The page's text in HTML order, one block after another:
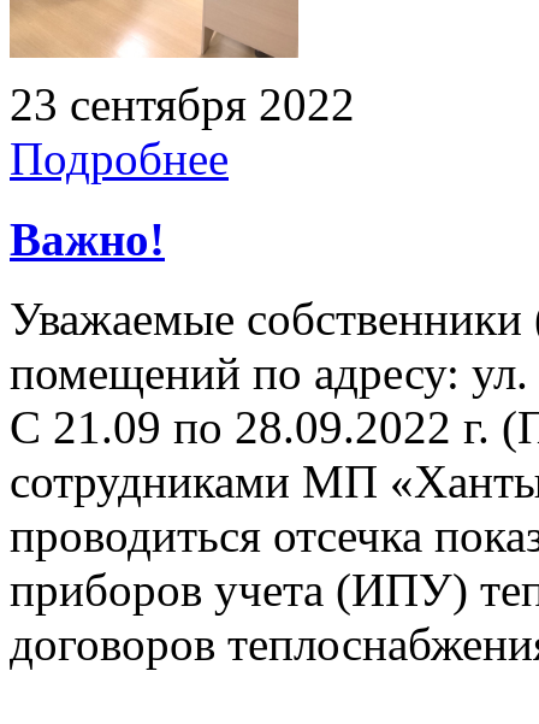
23 сентября 2022
Подробнее
Важно!
Уважаемые
помещений по адресу:
С 21.09 по 28.09.2022 г.
сотрудниками МП
проводиться отсечка
приборов учета (ИПУ)
договоров